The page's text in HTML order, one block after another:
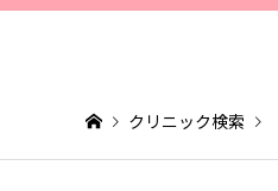
クリニック検索